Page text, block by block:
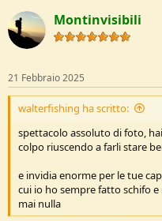
c
t
i
o
s
:
Montinvisibili
21 Febbraio 2025
walterfishing ha scritto:
spettacolo assoluto di foto,
colpo riuscendo a farli stare
e invidia enorme per le tue
cui io ho sempre fatto schifo
mai nulla